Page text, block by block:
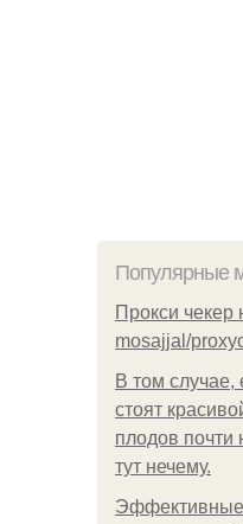
Популярные
Прокси чекер
mosajjal/
В том
стоят
плодов почти
тут нечему.
Эффективные